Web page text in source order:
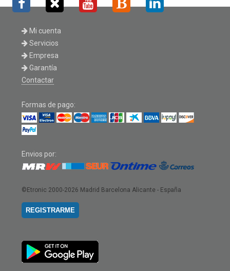
Mi cuenta
Servicios
Empresa
Garantía
Contactar
Formas de pago:
Envios por:
©Etronic 2000-2026 Madrid Barcelona Alicante - España
REGISTRARME